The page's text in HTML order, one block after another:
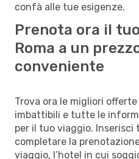
confà alle tue esigenze.
Prenota ora il
Roma a un
conveniente
Trova ora le migliori
imbattibili e tutte le
per il tuo viaggio.
completare la
viaggio, l’hotel in cui